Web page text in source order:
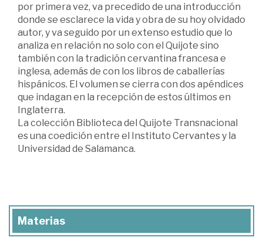
por primera vez, va precedido de una introducción
donde se esclarece la vida y obra de su hoy olvidado
autor, y va seguido por un extenso estudio que lo
analiza en relación no solo con el Quijote sino
también con la tradición cervantina francesa e
inglesa, además de con los libros de caballerías
hispánicos. El volumen se cierra con dos apéndices
que indagan en la recepción de estos últimos en
Inglaterra.
La colección Biblioteca del Quijote Transnacional
es una coedición entre el Instituto Cervantes y la
Universidad de Salamanca.
Materias